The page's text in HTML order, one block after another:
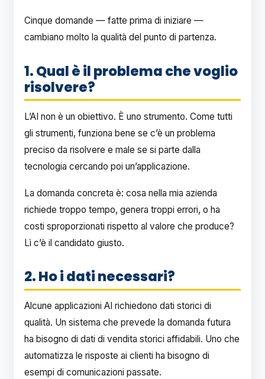
Cinque domande — fatte prima di iniziare —
cambiano molto la qualità del punto di partenza.
1. Qual è il problema che voglio
risolvere?
L’AI non è un obiettivo. È uno strumento. Come tutti
gli strumenti, funziona bene se c’è un problema
preciso da risolvere e male se si parte dalla
tecnologia cercando poi un’applicazione.
La domanda concreta è: cosa nella mia azienda
richiede troppo tempo, genera troppi errori, o ha
costi sproporzionati rispetto al valore che produce?
Lì c’è il candidato giusto.
2. Ho i dati necessari?
Alcune applicazioni AI richiedono dati storici di
qualità. Un sistema che prevede la domanda futura
ha bisogno di dati di vendita storici affidabili. Uno che
automatizza le risposte ai clienti ha bisogno di
esempi di comunicazioni passate.